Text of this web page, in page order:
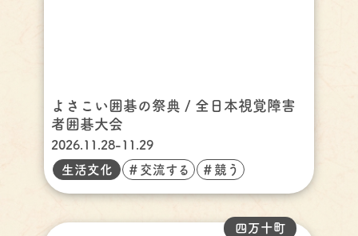
よさこい囲碁の祭典 / 全日本視覚障害
者囲碁大会
2026.11.28-11.29
生活文化
＃交流する ＃競う
四万十町